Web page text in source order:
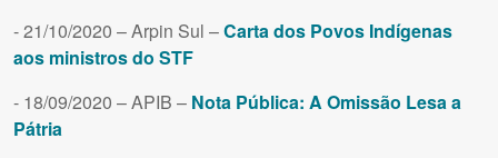
- 21/10/2020 – Arpin Sul –Carta dos Povos Indígenas
aos ministros do STF
- 18/09/2020 – APIB – Nota Pública: A Omissão Lesa a
Pátria